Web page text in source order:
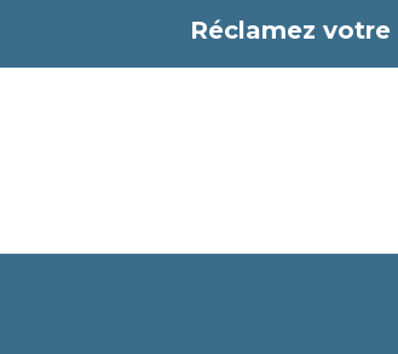
contenu
Réclamez